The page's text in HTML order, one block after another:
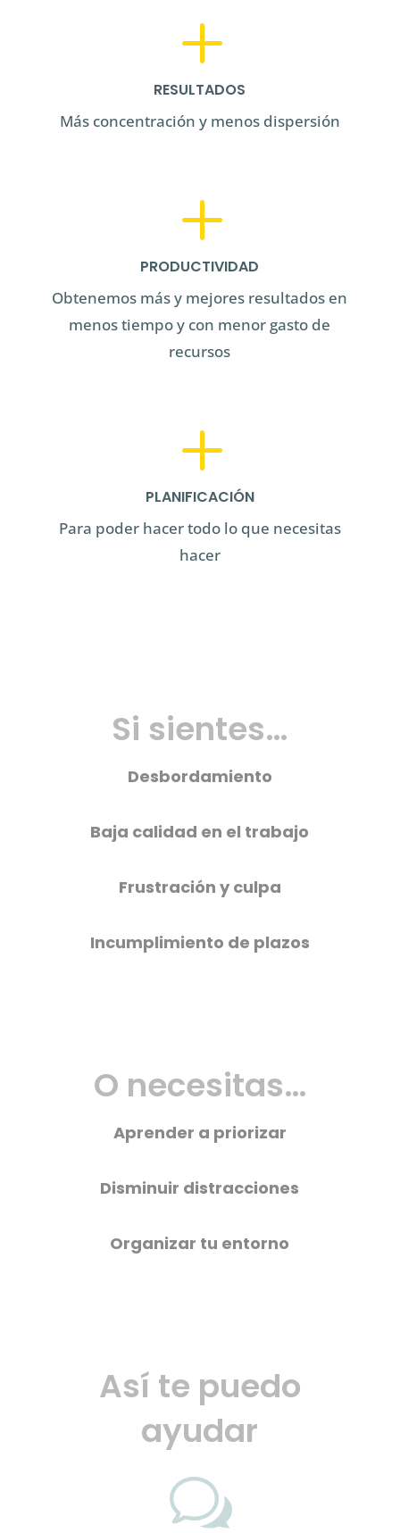
L
RESULTADOS
Más concentración y menos dispersión
L
PRODUCTIVIDAD
Obtenemos más y mejores resultados en
menos tiempo y con menor gasto de
recursos
L
PLANIFICACIÓN
Para poder hacer todo lo que necesitas
hacer
Si sientes…
Desbordamiento
Baja calidad en el trabajo
Frustración y culpa
Incumplimiento de plazos
O necesitas…
Aprender a priorizar
Disminuir distracciones
Organizar tu entorno
Así te puedo
ayudar
w